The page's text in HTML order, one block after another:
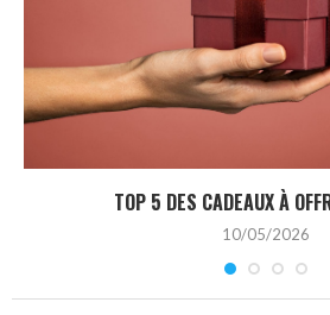
TOP 5 DES CADEAUX À
10/05/2026